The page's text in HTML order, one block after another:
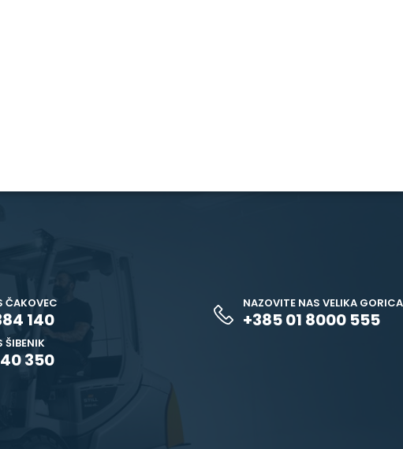
ČAKOVEC
140
NAZOVITE NAS VELIKA GORICA
+385 01 8000 555
ŠIBENIK
350